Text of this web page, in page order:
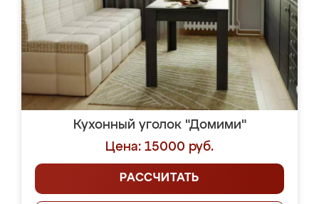
Кухонный уголок "Домими"
Цена: 15000 руб.
РАССЧИТАТЬ